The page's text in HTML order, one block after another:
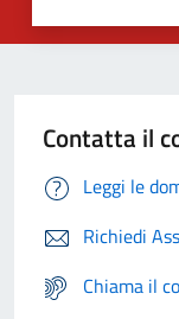
Contatta il
Leggi le
Richiedi
Chiama il